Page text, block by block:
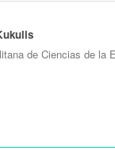
de Ciencias de la